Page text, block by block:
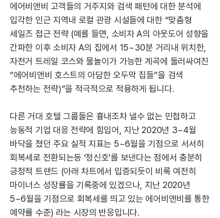
에어비앤비 고객들의 거주지와 검색 패턴에 대한 분석에
입각한 인근 지역내 로컬 관광 시설들에 대한 “맞춤형
세일즈 접근 전략 (예를 들면, 소비자 A의 아웃도어 성향을
간파한 이후 소비자 A의 집에서 15~30분 거리내 위치한,
자전거 트레일 코스와 물놀이가 가능한 계곡에 둘러싸여진
“에어비앤비 호스트의 아담한 오두막 집들”을 검색
추천하는 전략)”을 적극적으로 적용하게 됩니다.
다른 거대 호텔 그룹들은 흉내조차 낼수 없는 민첩하고
능동적 기업 대응 전략에 힘입어, 지난 2020년 3~4월
바닥을 쳤던 주요 실적 지표는 5~6월을 기점으로 서서히
회복세로 전환되는등 ‘청신호’를 보낸다는 점에서 충분히
긍정적 트랜드 (아래 차트에서 입증되듯이 비록 여전히
마이너스 성장률을 기록중에 있겠으나, 지난 2020년
5~6월을 기점으로 회복세를 띄고 있는 에어비앤비를 통한
예약률 수준) 라는 시장의 반응입니다.